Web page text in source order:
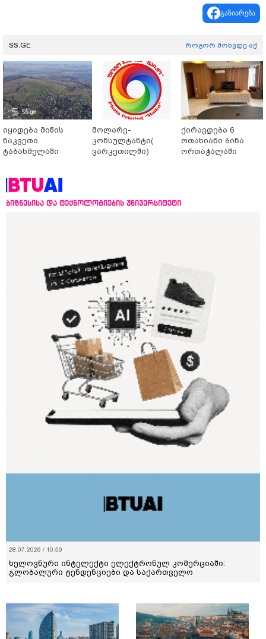
გაზიარება
SS.GE როგორ მოხვდე აქ
იყიდება მიწის
ნაკვეთი
ტაბახმელაში
მოლარე-
კონსულტანტი(
ვარკეთილში)
ქირავდება 6
ოთახიანი ბინა
ორთაჭალაში
ბიზნესისა და ტექნოლოგიების უნივერსიტეტი
28.07.2026 / 10:59
ხელოვნური ინტელექტი ელექტრონულ კომერციაში:
გლობალური ტენდენციები და საქართველო